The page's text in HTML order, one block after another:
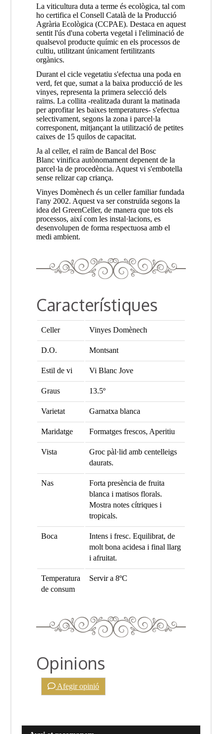
La viticultura duta a terme és ecològica, tal com
ho certifica el Consell Català de la Producció
Agrària Ecològica (CCPAE). Destaca en aquest
sentit l'ús d'una coberta vegetal i l'eliminació de
qualsevol producte químic en els processos de
cultiu, utilitzant únicament fertilitzants
orgànics.
Durant el cicle vegetatiu s'efectua una poda en
verd, fet que, sumat a la baixa producció de les
vinyes, representa la primera selecció dels
raïms. La collita -realitzada durant la matinada
per aprofitar les baixes temperatures- s'efectua
selectivament, segons la zona i parcel·la
corresponent, mitjançant la utilització de petites
caixes de 15 quilos de capacitat.
Ja al celler, el raïm de Bancal del Bosc
Blanc vinifica autònomament depenent de la
parcel·la de procedència. Aquest vi s'embotella
sense relizar cap criança.
Vinyes Domènech és un celler familiar fundada
l'any 2002. Aquest va ser construïda segons la
idea del GreenCeller, de manera que tots els
processos, així com les instal·lacions, es
desenvolupen de forma respectuosa amb el
medi ambient.
Característiques
Celler Vinyes Domènech
D.O. Montsant
Estil de vi Vi Blanc Jove
Graus 13.5º
Varietat Garnatxa blanca
Maridatge Formatges frescos, Aperitiu
Vista
Groc pàl·lid amb centelleigs
daurats.
Nas
Forta presència de fruita
blanca i matisos florals.
Mostra notes cítriques i
tropicals.
Boca
Intens i fresc. Equilibrat, de
molt bona acidesa i final llarg
i afruitat.
Temperatura
de consum
Servir a 8ºC
Opinions
Afegir opinió